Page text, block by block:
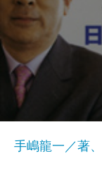
手嶋龍一／著